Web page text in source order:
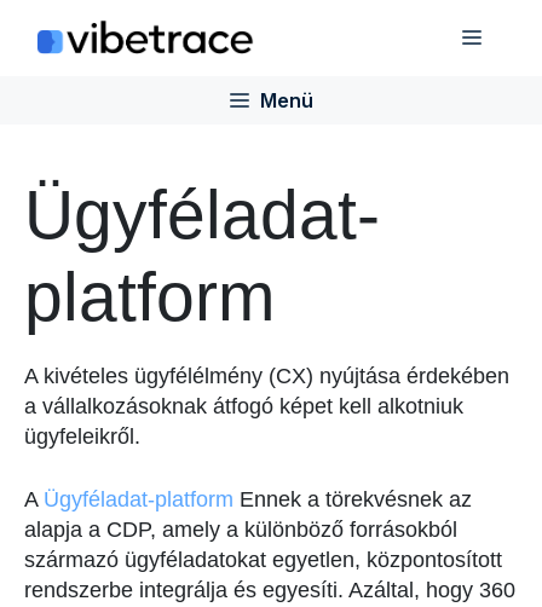
Menü
Menü
Ügyféladat-
platform
A kivételes ügyfélélmény (CX) nyújtása érdekében
a vállalkozásoknak átfogó képet kell alkotniuk
ügyfeleikről.
A Ügyféladat-platform Ennek a törekvésnek az
alapja a CDP, amely a különböző forrásokból
származó ügyféladatokat egyetlen, központosított
rendszerbe integrálja és egyesíti. Azáltal, hogy 360